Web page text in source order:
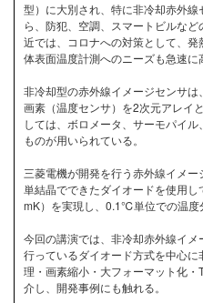
型）に大別され、特に非冷却赤外
ら、防犯、空調、スマートビルな
近では、コロナへの対策として、
体表面温度計測へのニーズも急速に
非冷却型の赤外線イメージセンサ
画素（温度センサ）を2次元アレイ
しては、ボロメータ、サーモパイ
ものが用いられている。
三菱電機が開発を行う赤外線イメ
単結晶でできたダイオードを使用
mK）を実現し、0.1℃単位での温度
今回の講演では、非冷却赤外線イ
行っているダイオード方式を中心
理・画素縮小・大フォーマット化
介し、開発事例にも触れる。